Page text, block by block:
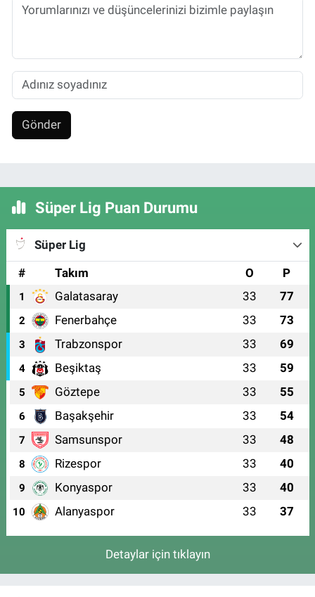
Gönder
Süper Lig Puan Durumu
Süper Lig
#
Takım O P
1 Galatasaray 33 77
2 Fenerbahçe 33 73
3 Trabzonspor 33 69
4 Beşiktaş 33 59
5 Göztepe 33 55
6 Başakşehir 33 54
7 Samsunspor 33 48
8 Rizespor 33 40
9 Konyaspor 33 40
10 Alanyaspor 33 37
Detaylar için tıklayın